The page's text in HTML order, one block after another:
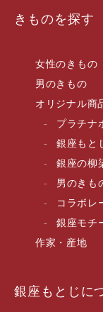
きものを探す
女性のきもの
男のきもの
オリジナル商
プラチナ
銀座もと
銀座の柳
男のきも
コラボレ
銀座モチ
作家・産地
銀座もとじに